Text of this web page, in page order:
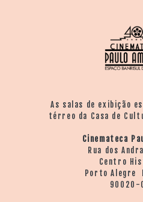
As salas de exibição
térreo da Casa de
Cinemateca
Rua dos
Centro
Porto Alegre
90020-